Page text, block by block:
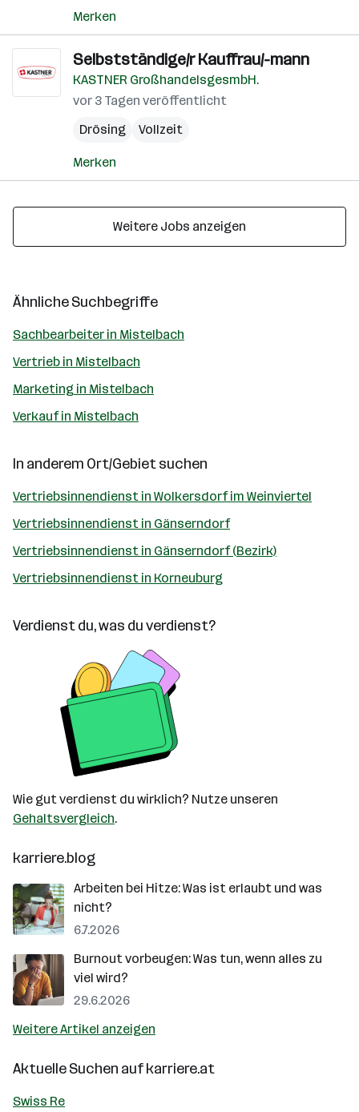
Merken
Selbstständige/r Kauffrau/-mann
KASTNER GroßhandelsgesmbH.
vor 3 Tagen veröffentlicht
Drösing
Vollzeit
Merken
Weitere Jobs anzeigen
Ähnliche Suchbegriffe
Sachbearbeiter in Mistelbach
Vertrieb in Mistelbach
Marketing in Mistelbach
Verkauf in Mistelbach
In anderem Ort/Gebiet suchen
Vertriebsinnendienst in Wolkersdorf im Weinviertel
Vertriebsinnendienst in Gänserndorf
Vertriebsinnendienst in Gänserndorf (Bezirk)
Vertriebsinnendienst in Korneuburg
Verdienst du, was du verdienst?
Wie gut verdienst du wirklich? Nutze unseren
Gehaltsvergleich.
karriere.blog
Arbeiten bei Hitze: Was ist erlaubt und was
nicht?
6.7.2026
Burnout vorbeugen: Was tun, wenn alles zu
viel wird?
29.6.2026
Weitere Artikel anzeigen
Aktuelle Suchen aufkarriere.at
Swiss Re